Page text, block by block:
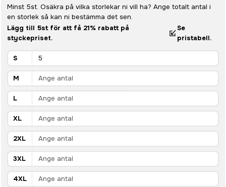
Minst 5st. Osäkra på vilka storlekar ni vill ha? Ange totalt antal i
en storlek så kan ni bestämma det sen.
Lägg till 5st för att få 21% rabatt på
styckepriset.
Se
pristabell.
S
M
L
XL
2XL
3XL
4XL